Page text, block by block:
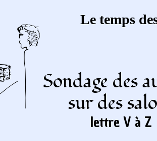
Le temps
Sondage des
sur des
lettre V à Z